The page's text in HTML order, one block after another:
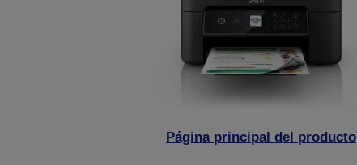
Página principal del producto